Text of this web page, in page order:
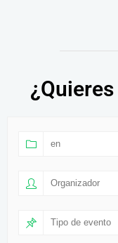
en
Organizador
Tipo de evento